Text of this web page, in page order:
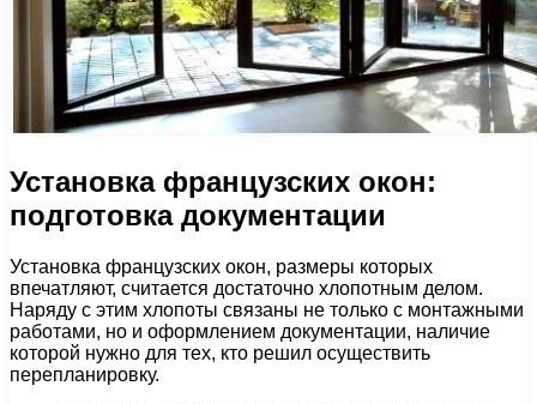
Установка французских окон:
подготовка документации
Установка французских окон, размеры которых
впечатляют, считается достаточно хлопотным делом.
Наряду с этим хлопоты связаны не только с монтажными
работами, но и оформлением документации, наличие
которой нужно для тех, кто решил осуществить
перепланировку.